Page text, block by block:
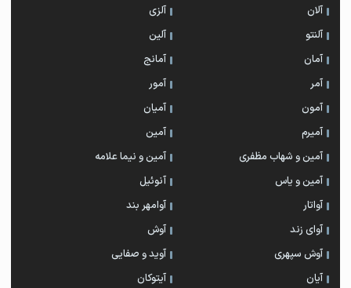
آلان
آلزی
آلنتو
آلین
آمان
آمانج
آمر
آمور
آمون
آمیان
آمیرم
آمین
آمین و شهاب مظفری
آمین و نیما علامه
آمین و یاس
آنوئیل
آواتار
آوامهر بند
آوای زند
آوش
آوش سپهری
آوید و صفایی
آیان
آیتوکان